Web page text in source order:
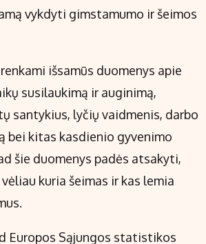
vykdyti gimstamumo ir šeimos
išsamūs duomenys apie
susilaukimą ir auginimą,
santykius, lyčių vaidmenis, darbo
bei kitas kasdienio gyvenimo
šie duomenys padės atsakyti,
kuria šeimas ir kas lemia
Europos Sąjungos statistikos